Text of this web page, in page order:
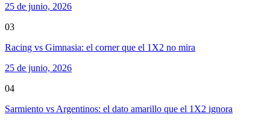
25 de junio, 2026
03
Racing vs Gimnasia: el corner que el 1X2 no mira
25 de junio, 2026
04
Sarmiento vs Argentinos: el dato amarillo que el 1X2 ignora